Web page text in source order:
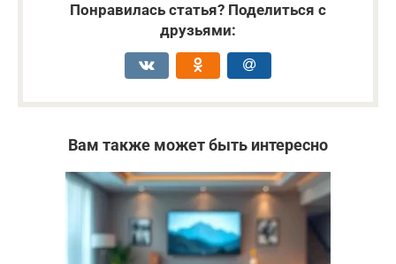
Понравилась статья? Поделиться с
друзьями:
Вам также может быть интересно